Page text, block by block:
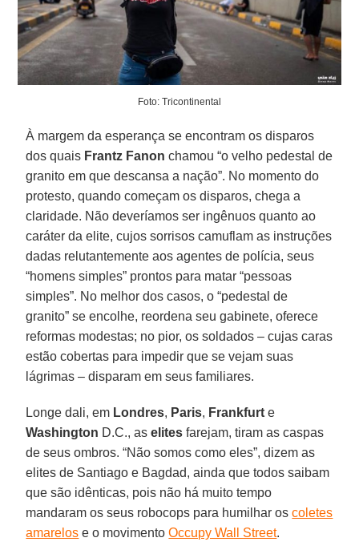
Foto: Tricontinental
À margem da esperança se encontram os disparos
dos quais Frantz Fanon chamou “o velho pedestal de
granito em que descansa a nação”. No momento do
protesto, quando começam os disparos, chega a
claridade. Não deveríamos ser ingênuos quanto ao
caráter da elite, cujos sorrisos camuflam as instruções
dadas relutantemente aos agentes de polícia, seus
“homens simples” prontos para matar “pessoas
simples”. No melhor dos casos, o “pedestal de
granito” se encolhe, reordena seu gabinete, oferece
reformas modestas; no pior, os soldados – cujas caras
estão cobertas para impedir que se vejam suas
lágrimas – disparam em seus familiares.
Longe dali, em Londres, Paris, Frankfurt e
Washington D.C., aselites farejam, tiram as caspas
de seus ombros. “Não somos como eles”, dizem as
elites de Santiago e Bagdad, ainda que todos saibam
que são idênticas, pois não há muito tempo
mandaram os seus robocops para humilhar oscoletes
amarelos e o movimentoOccupy Wall Street.